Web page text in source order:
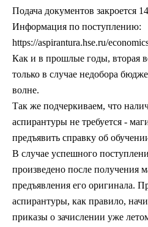
Подача документов закроется
Информация по поступлению:
https://aspirantura.hse.ru/
Как и в прошлые годы, вторая
только в случае недобора
волне.
Так же подчеркиваем, что
аспирантуры не требуется -
предъявить справку об
В случае успешного
произведено после получения
предъявления его оригинала.
аспирантуры, как правило,
приказы о зачислении уже